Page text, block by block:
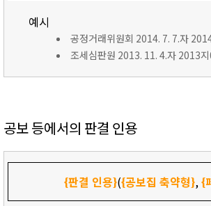
예시
공정거래위원회 2014. 7. 7.자
조세심판원 2013. 11. 4.자 2013
공보 등에서의 판결 인용
{판결 인용}({공보집 축약형},{